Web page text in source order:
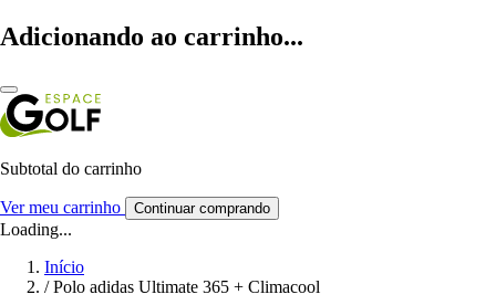
Adicionando ao carrinho...
Subtotal do carrinho
Ver meu carrinho Continuar comprando
Loading...
Início
/ Polo adidas Ultimate 365 + Climacool